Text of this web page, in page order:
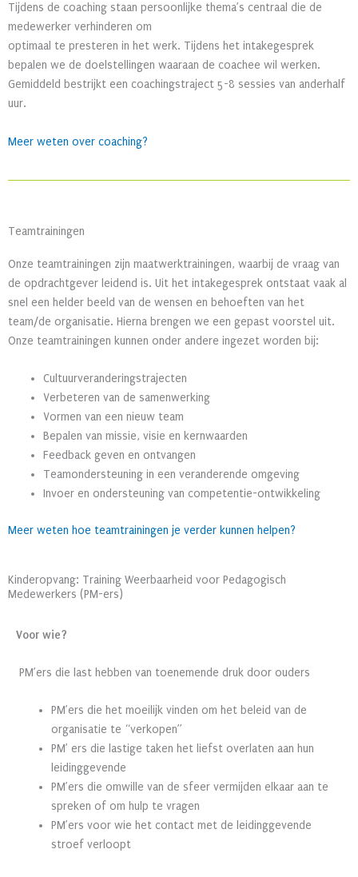
Tijdens de coaching staan persoonlijke thema’s centraal die de
medewerker verhinderen om
optimaal te presteren in het werk. Tijdens het intakegesprek
bepalen we de doelstellingen waaraan de coachee wil werken.
Gemiddeld bestrijkt een coachingstraject 5-8 sessies van anderhalf
uur.
Meer weten over coaching?
Teamtrainingen
Onze teamtrainingen zijn maatwerktrainingen, waarbij de vraag van
de opdrachtgever leidend is. Uit het intakegesprek ontstaat vaak al
snel een helder beeld van de wensen en behoeften van het
team/de organisatie. Hierna brengen we een gepast voorstel uit.
Onze teamtrainingen kunnen onder andere ingezet worden bij:
Cultuurveranderingstrajecten
Verbeteren van de samenwerking
Vormen van een nieuw team
Bepalen van missie, visie en kernwaarden
Feedback geven en ontvangen
Teamondersteuning in een veranderende omgeving
Invoer en ondersteuning van competentie-ontwikkeling
Meer weten hoe teamtrainingen je verder kunnen helpen?
Kinderopvang: Training Weerbaarheid voor Pedagogisch
Medewerkers (PM-ers)
Voor wie?
PM’ers die last hebben van toenemende druk door ouders
PM’ers die het moeilijk vinden om het beleid van de
organisatie te “verkopen”
PM’ ers die lastige taken het liefst overlaten aan hun
leidinggevende
PM’ers die omwille van de sfeer vermijden elkaar aan te
spreken of om hulp te vragen
PM’ers voor wie het contact met de leidinggevende
stroef verloopt